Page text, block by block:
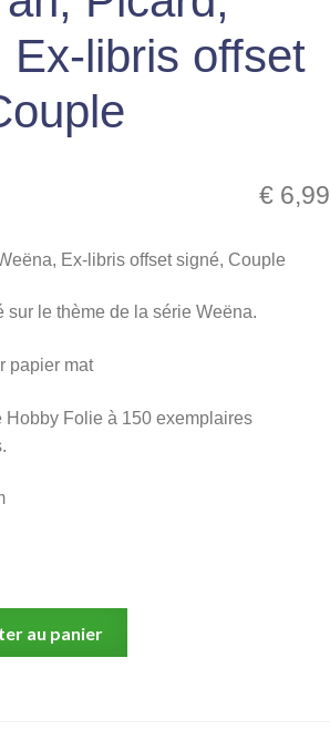
Ex-libris offset
€ 6,99
Ex-libris offset signé, Couple
sur le thème de la série Weëna.
papier mat
Hobby Folie à 150 exemplaires
au panier